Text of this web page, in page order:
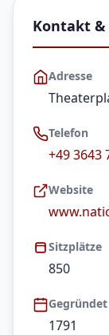
Kontakt
Adresse
Telefon
+49 3643
Website
Sitzplätze
850
Gegründet
1791